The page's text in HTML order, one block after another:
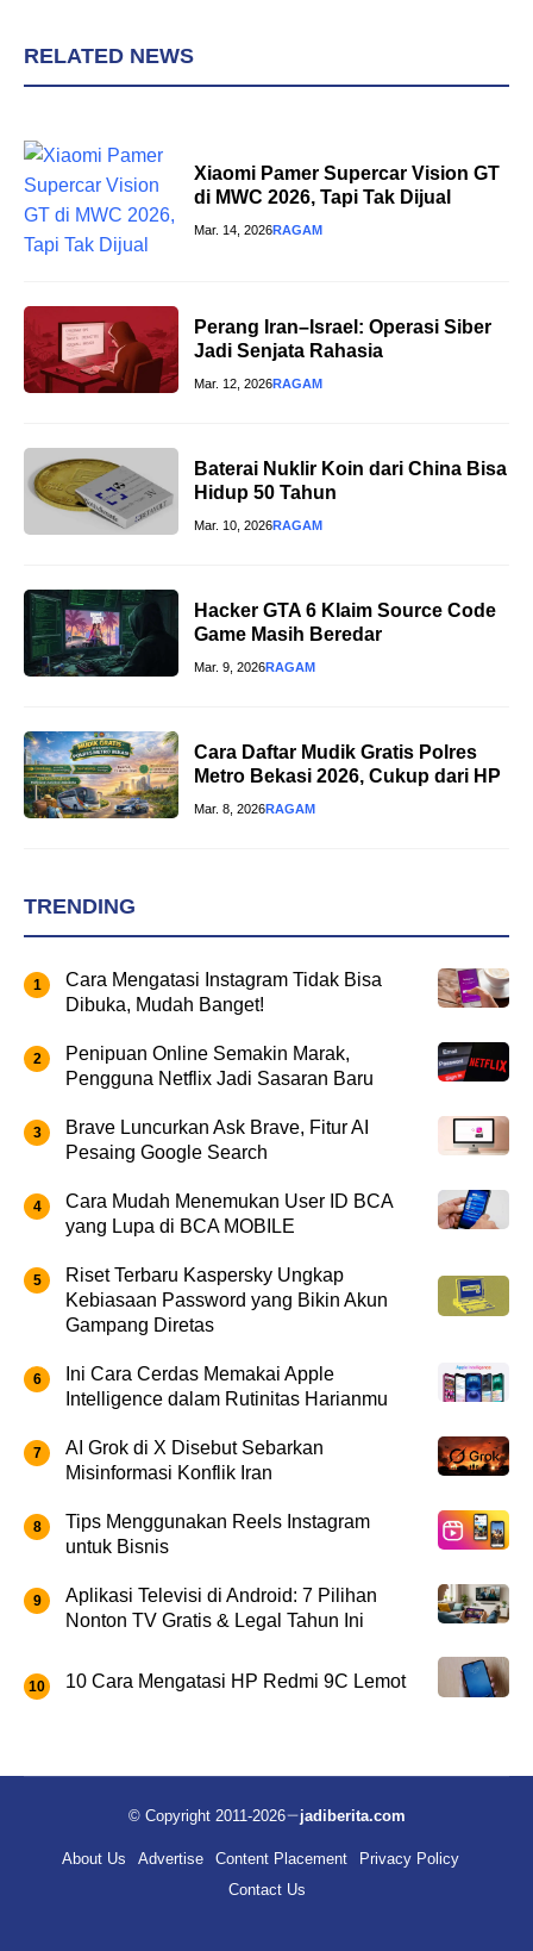
RELATED NEWS
Xiaomi Pamer Supercar Vision GT
di MWC 2026, Tapi Tak Dijual
Mar. 14, 2026RAGAM
Perang Iran–Israel: Operasi Siber
Jadi Senjata Rahasia
Mar. 12, 2026RAGAM
Baterai Nuklir Koin dari China Bisa
Hidup 50 Tahun
Mar. 10, 2026RAGAM
Hacker GTA 6 Klaim Source Code
Game Masih Beredar
Mar. 9, 2026RAGAM
Cara Daftar Mudik Gratis Polres
Metro Bekasi 2026, Cukup dari HP
Mar. 8, 2026RAGAM
TRENDING
Cara Mengatasi Instagram Tidak Bisa
Dibuka, Mudah Banget!
Penipuan Online Semakin Marak,
Pengguna Netflix Jadi Sasaran Baru
Brave Luncurkan Ask Brave, Fitur AI
Pesaing Google Search
Cara Mudah Menemukan User ID BCA
yang Lupa di BCA MOBILE
Riset Terbaru Kaspersky Ungkap
Kebiasaan Password yang Bikin Akun
Gampang Diretas
Ini Cara Cerdas Memakai Apple
Intelligence dalam Rutinitas Harianmu
AI Grok di X Disebut Sebarkan
Misinformasi Konflik Iran
Tips Menggunakan Reels Instagram
untuk Bisnis
Aplikasi Televisi di Android: 7 Pilihan
Nonton TV Gratis & Legal Tahun Ini
10 Cara Mengatasi HP Redmi 9C Lemot
© Copyright 2011-2026 jadiberita.com
About Us Advertise Content Placement
Privacy Policy
Contact Us